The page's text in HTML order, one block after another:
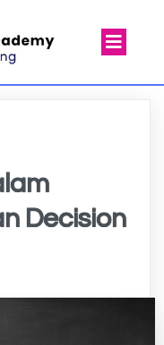
Decision